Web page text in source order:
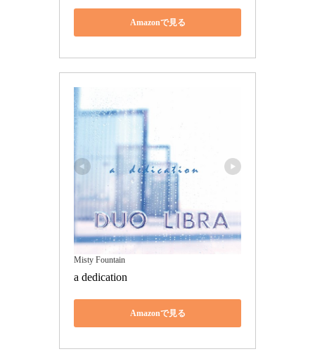
Amazonで見る
Misty Fountain
a dedication
Amazonで見る